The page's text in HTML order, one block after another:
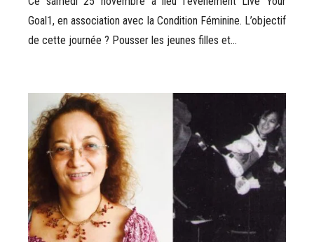
Goal1, en association avec la Condition Féminine. L’objectif
de cette journée ? Pousser les jeunes filles et...